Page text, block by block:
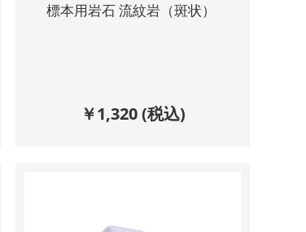
標本用岩石 流紋岩（斑状）
￥1,320(税込)